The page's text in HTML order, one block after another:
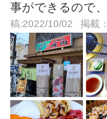
事ができるので
稿:2022/10/02 掲載